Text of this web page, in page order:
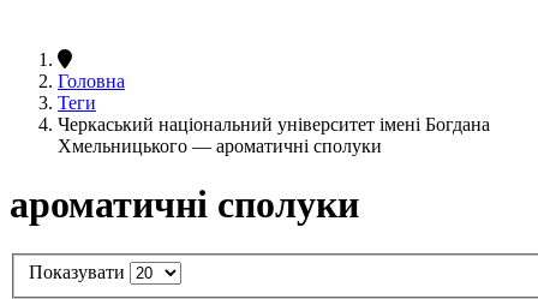
Головна
Теги
Черкаський національний університет імені Богдана
Хмельницького — ароматичні сполуки
ароматичні сполуки
Показувати